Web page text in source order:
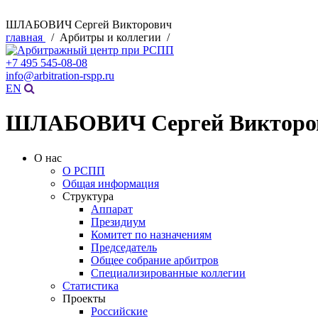
ШЛАБОВИЧ Сергей Викторович
главная
/ Арбитры и коллегии /
+7 495 545-08-08
info@arbitration-rspp.ru
EN
ШЛАБОВИЧ Сергей
О нас
О РСПП
Общая информация
Структура
Аппарат
Президиум
Комитет по назначениям
Председатель
Общее собрание арбитров
Специализированные коллегии
Статистика
Проекты
Российские